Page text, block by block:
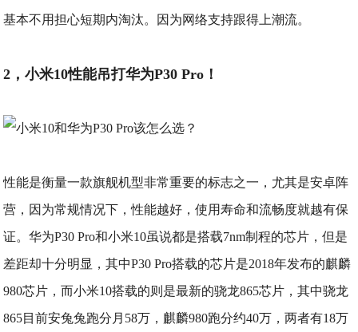
基本不用担心短期内淘汰。因为网络支持跟得上潮流。
2，小米10性能吊打华为P30 Pro！
性能是衡量一款旗舰机型非常重要的标志之一，尤其是安卓阵
营，因为常规情况下，性能越好，使用寿命和流畅度就越有保
证。华为P30 Pro和小米10虽说都是搭载7nm制程的芯片，但是
差距却十分明显，其中P30 Pro搭载的芯片是2018年发布的麒麟
980芯片，而小米10搭载的则是最新的骁龙865芯片，其中骁龙
865目前安兔兔跑分月58万，麒麟980跑分约40万，两者有18万